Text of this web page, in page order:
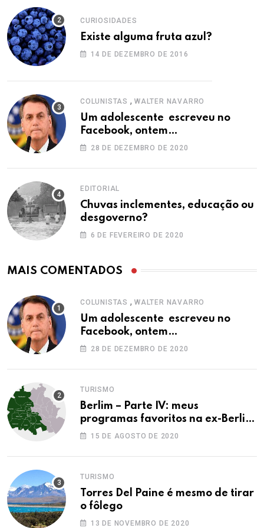
CURIOSIDADES
Existe alguma fruta azul?
14 DE DEZEMBRO DE 2016
COLUNISTAS , WALTER NAVARRO
Um adolescente escreveu no
Facebook, ontem…
28 DE DEZEMBRO DE 2020
EDITORIAL
Chuvas inclementes, educação ou
desgoverno?
6 DE FEVEREIRO DE 2020
MAIS COMENTADOS
COLUNISTAS , WALTER NAVARRO
Um adolescente escreveu no
Facebook, ontem…
28 DE DEZEMBRO DE 2020
TURISMO
Berlim – Parte IV: meus
programas favoritos na ex-Berlim
Ocidental
15 DE AGOSTO DE 2020
TURISMO
Torres Del Paine é mesmo de tirar
o fôlego
13 DE NOVEMBRO DE 2020